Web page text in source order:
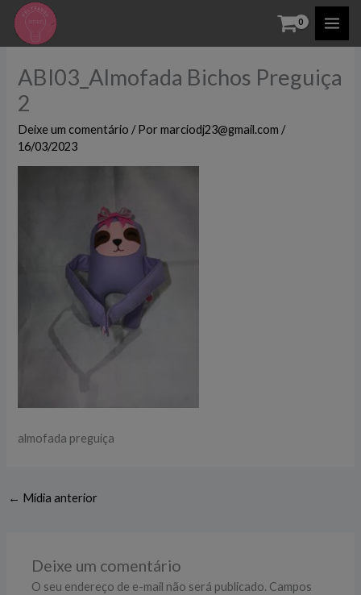
para
conteúdo
ABI03_Almofada Bichos Preguiça
2
Deixe um comentário / Pormarciodj23@gmail.com /
16/03/2023
almofada preguiça
← Mídia anterior
Deixe um comentário
O seu endereço de e-mail não será publicado. Campos